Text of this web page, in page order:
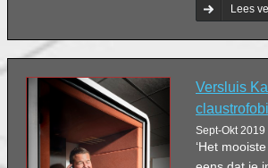
Lees
Versluis
Sept-Okt 2019
‘Het